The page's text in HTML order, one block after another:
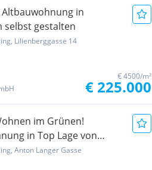
in
selbst gestalten
Lilienberggasse 14
€ 4500/m²
€ 225.000
im Grünen!
in Top Lage von
Anton Langer Gasse